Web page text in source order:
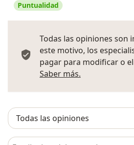
Puntualidad
Todas las opiniones son
este motivo, los
pagar para modificar o
Saber más.
Busca en opiniones